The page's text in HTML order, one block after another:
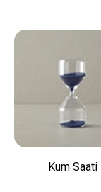
Kum Saati